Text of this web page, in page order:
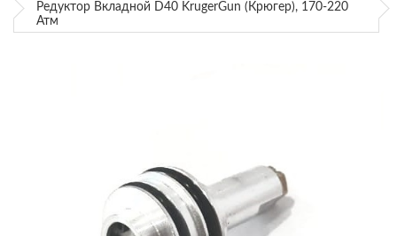
Редуктор Вкладной D40 KrugerGun (Крюгер), 170-220
Атм